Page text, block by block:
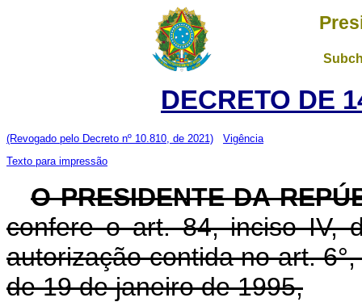
DECRETO DE
(Revogado pelo Decreto nº 10.810, de 2021)
Vigência
Texto para impressão
O PRESIDENTE DA
confere o art. 84, inciso IV,
autorização contida no art.
de 19 de janeiro de 1995,